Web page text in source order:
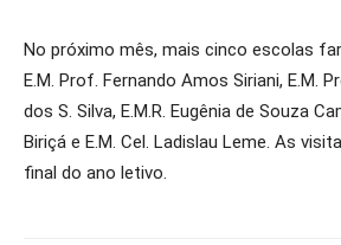
No próximo mês, mais cinco escolas
E.M. Prof. Fernando Amos Siriani, E.M.
dos S. Silva, E.M.R. Eugênia de Souza
Biriçá e E.M. Cel. Ladislau Leme. As
final do ano letivo.